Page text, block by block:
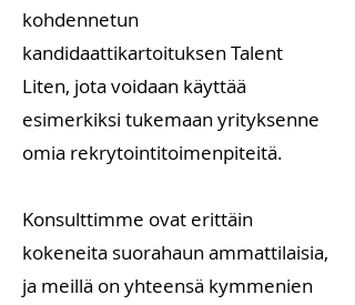
kohdennetun
kandidaattikartoituksen Talent
Liten, jota voidaan käyttää
esimerkiksi tukemaan yrityksenne
omia rekrytointitoimenpiteitä.
Konsulttimme ovat erittäin
kokeneita suorahaun ammattilaisia,
ja meillä on yhteensä kymmenien